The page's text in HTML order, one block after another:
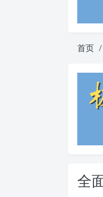
首页
全